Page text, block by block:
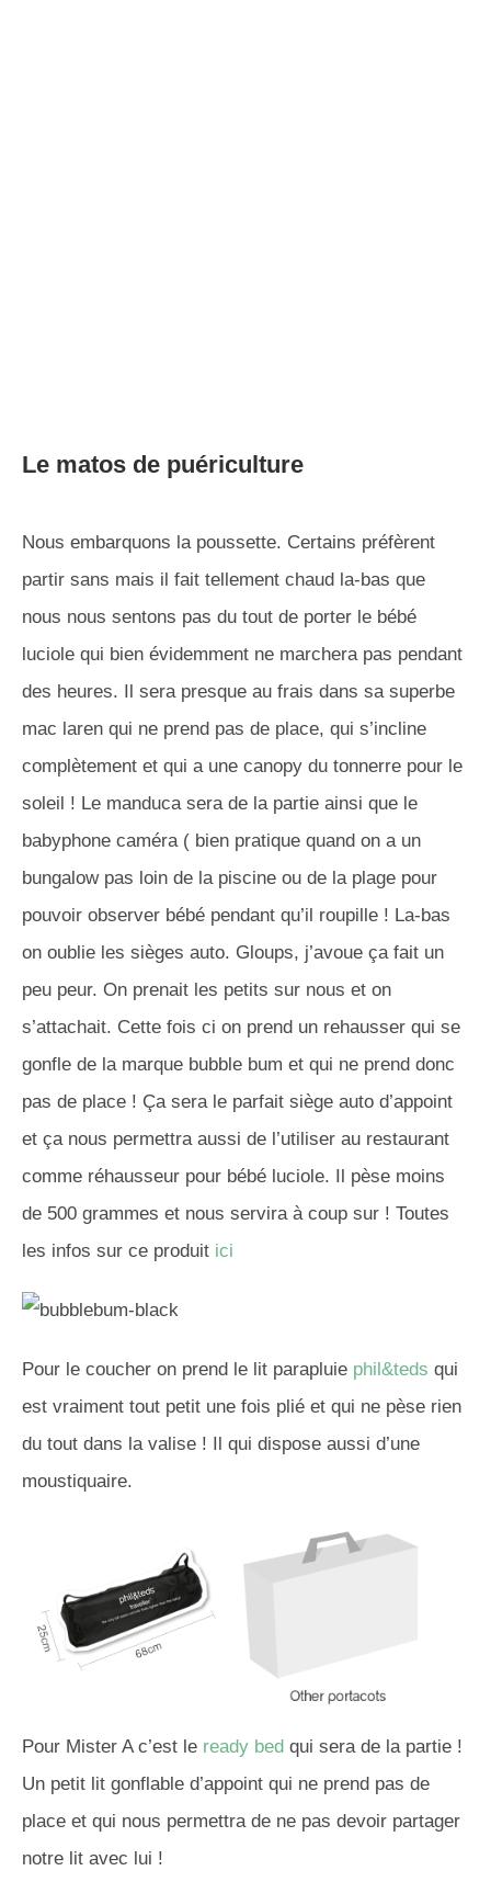
Le matos de puériculture
Nous embarquons la poussette. Certains préfèrent
partir sans mais il fait tellement chaud la-bas que
nous nous sentons pas du tout de porter le bébé
luciole qui bien évidemment ne marchera pas pendant
des heures. Il sera presque au frais dans sa superbe
mac laren qui ne prend pas de place, qui s’incline
complètement et qui a une canopy du tonnerre pour le
soleil ! Le manduca sera de la partie ainsi que le
babyphone caméra ( bien pratique quand on a un
bungalow pas loin de la piscine ou de la plage pour
pouvoir observer bébé pendant qu’il roupille ! La-bas
on oublie les sièges auto. Gloups, j’avoue ça fait un
peu peur. On prenait les petits sur nous et on
s’attachait. Cette fois ci on prend un rehausser qui se
gonfle de la marque bubble bum et qui ne prend donc
pas de place ! Ça sera le parfait siège auto d’appoint
et ça nous permettra aussi de l’utiliser au restaurant
comme réhausseur pour bébé luciole. Il pèse moins
de 500 grammes et nous servira à coup sur ! Toutes
les infos sur ce produit ici
Pour le coucher on prend le lit parapluie phil&teds qui
est vraiment tout petit une fois plié et qui ne pèse rien
du tout dans la valise ! Il qui dispose aussi d’une
moustiquaire.
Pour Mister A c’est le ready bed qui sera de la partie !
Un petit lit gonflable d’appoint qui ne prend pas de
place et qui nous permettra de ne pas devoir partager
notre lit avec lui !